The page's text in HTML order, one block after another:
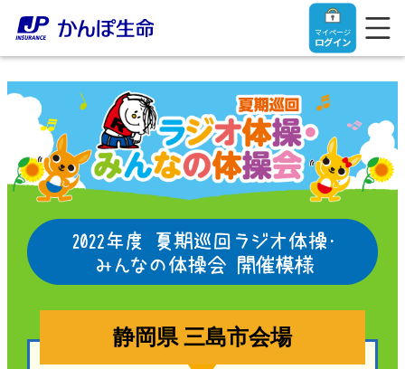
マイページ
ログイン
トップ
ご契約者さま
ご契約者さま
マイページログイン
保険をご検討中のお客さま
保険をご検討中のお客さま
法人のお客さま
静岡県 三島市会場